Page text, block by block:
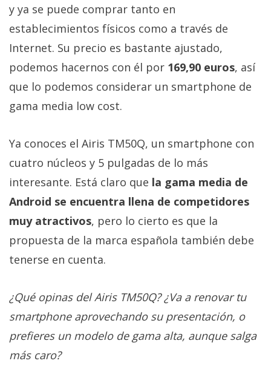
y ya se puede comprar tanto en
establecimientos físicos como a través de
Internet. Su precio es bastante ajustado,
podemos hacernos con él por 169,90 euros, así
que lo podemos considerar un smartphone de
gama media low cost.
Ya conoces el Airis TM50Q, un smartphone con
cuatro núcleos y 5 pulgadas de lo más
interesante. Está claro que la gama media de
Android se encuentra llena de competidores
muy atractivos, pero lo cierto es que la
propuesta de la marca española también debe
tenerse en cuenta.
¿Qué opinas del Airis TM50Q? ¿Va a renovar tu
smartphone aprovechando su presentación, o
prefieres un modelo de gama alta, aunque salga
más caro?